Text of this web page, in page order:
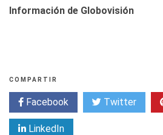
Información de Globovisión
COMPARTIR
Facebook Twitter
LinkedIn